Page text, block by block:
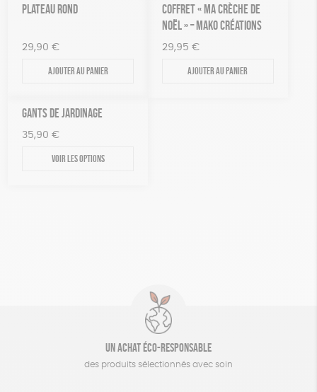
PLATEAU ROND
29,90 €
Ajouter au panier
COFFRET « MA CRÈCHE DE
NOËL » – MAKO CRÉATIONS
29,95 €
Ajouter au panier
GANTS DE JARDINAGE
35,90 €
Voir les options
Un achat éco-responsable
des produits sélectionnés avec soin